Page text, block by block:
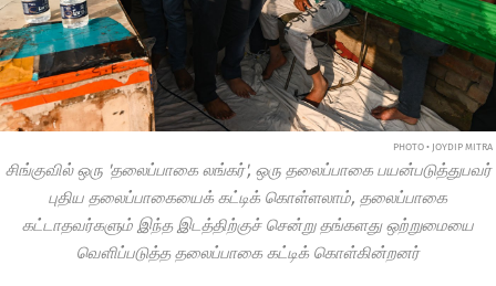
PHOTO • JOYDIP MITRA
சிங்குவில் ஒரு 'தலைப்பாகை லங்கர்', ஒரு தலைப்பாகை பயன்படுத்துபவர்
புதிய தலைப்பாகையைக் கட்டிக் கொள்ளலாம், தலைப்பாகை
கட்டாதவர்களும் இந்த இடத்திற்குச் சென்று தங்களது ஒற்றுமையை
வெளிப்படுத்த தலைப்பாகை கட்டிக் கொள்கின்றனர்